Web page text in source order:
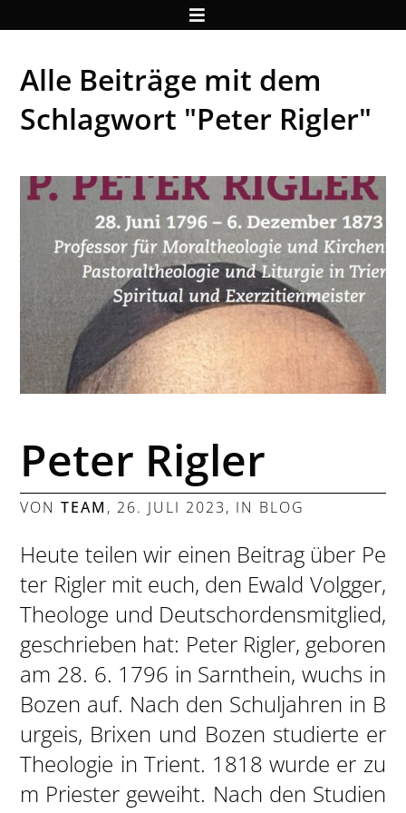
Alle Beiträge mit dem
Schlagwort "Peter Rigler"
Peter Rigler
VONTEAM , 26. JULI 2023, IN BLOG
Heute teilen wir einen Beitrag über Pe
ter Rigler mit euch, den Ewald Volgger,
Theologe und Deutschordensmitglied,
geschrieben hat: Peter Rigler, geboren
am 28. 6. 1796 in Sarnthein, wuchs in
Bozen auf. Nach den Schuljahren in B
urgeis, Brixen und Bozen studierte er
Theologie in Trient. 1818 wurde er zu
m Priester geweiht. Nach den Studien